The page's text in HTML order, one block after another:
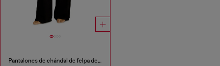
Pantalones de chándal de felpa de algodón con cinturilla con logo